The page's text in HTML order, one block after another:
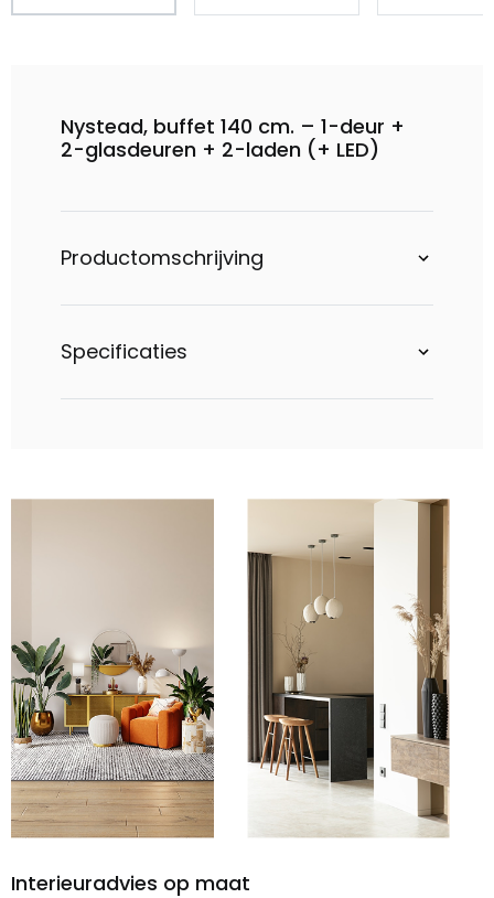
Nystead, buffet 140 cm. – 1-deur +
2-glasdeuren + 2-laden (+ LED)
Productomschrijving
Specificaties
Interieuradvies op maat